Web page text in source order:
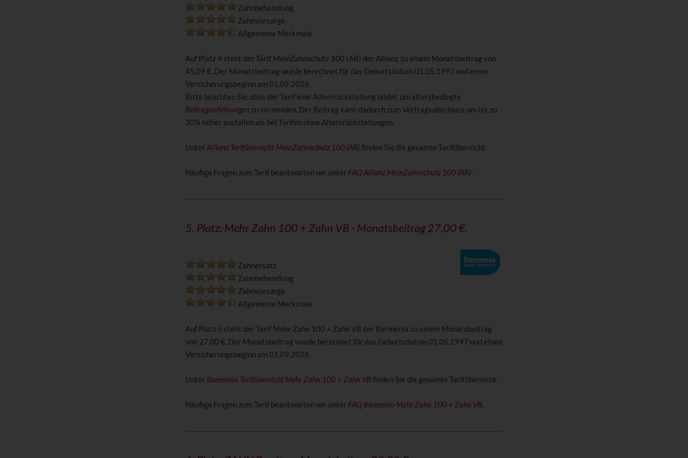
Zahnbehandlung
Zahnvorsorge
Allgemeine Merkmale
Auf Platz 4 steht der Tarif MeinZahnschutz 100 (AR) der Allianz zu einem Monatsbeitrag von
45,09 €. Der Monatsbeitrag wurde berechnet für das Geburtsdatum 01.05.1997 und einen
Versicherungsbeginn am 01.09.2026.
Bitte beachten Sie, dass der Tarif eine Altersrückstellung bildet, um altersbedingte
Beitragserhöhungen zu vermeiden. Der Beitrag kann dadurch zum Vertragsabschluss um bis zu
30% höher ausfallen als bei Tarifen ohne Altersrückstellungen.
UnterAllianz Tarifübersicht MeinZahnschutz 100 (AR)finden Sie die gesamte Tarifübersicht.
Häufige Fragen zum Tarif beantworten wir unter FAQ Allianz MeinZahnschutz 100 (AR) .
5. Platz: Mehr Zahn 100 + Zahn VB - Monatsbeitrag 27,00 €.
Zahnersatz
Zahnbehandlung
Zahnvorsorge
Allgemeine Merkmale
Auf Platz 5 steht der Tarif Mehr Zahn 100 + Zahn VB der Barmenia zu einem Monatsbeitrag
von 27,00 €. Der Monatsbeitrag wurde berechnet für das Geburtsdatum 01.05.1997 und einen
Versicherungsbeginn am 01.09.2026.
Unter Barmenia Tarifübersicht Mehr Zahn 100 + Zahn VB finden Sie die gesamte Tarifübersicht.
Häufige Fragen zum Tarif beantworten wir unter FAQ Barmenia Mehr Zahn 100 + Zahn VB.